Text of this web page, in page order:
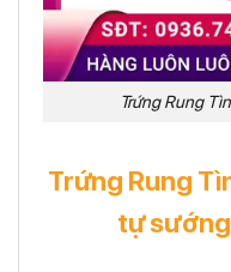
Trứng Rung
Trứng Rung
tự sướng